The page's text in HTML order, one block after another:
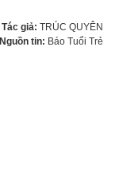
Tác giả: TRÚC QUYÊN
Nguồn tin: Báo Tuổi Trẻ